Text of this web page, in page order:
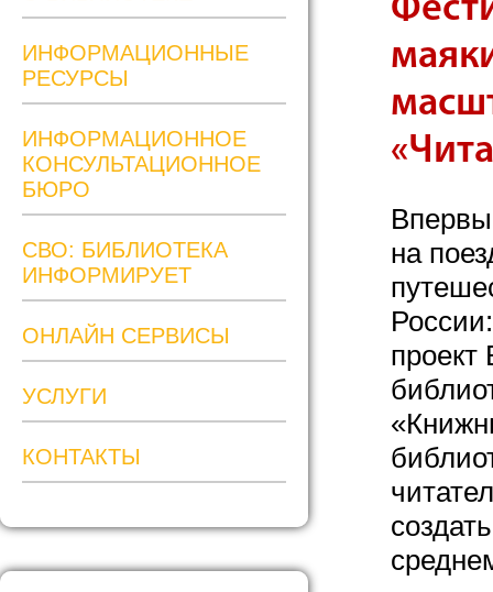
ИНФОРМАЦИОННЫЕ
РЕСУРСЫ
ИНФОРМАЦИОННОЕ
КОНСУЛЬТАЦИОННОЕ
БЮРО
СВО: БИБЛИОТЕКА
ИНФОРМИРУЕТ
ОНЛАЙН СЕРВИСЫ
УСЛУГИ
КОНТАКТЫ
на
проект